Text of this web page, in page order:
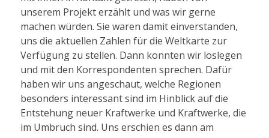
unserem Projekt erzählt und was wir gerne
machen würden. Sie waren damit einverstanden,
uns die aktuellen Zahlen für die Weltkarte zur
Verfügung zu stellen. Dann konnten wir loslegen
und mit den Korrespondenten sprechen. Dafür
haben wir uns angeschaut, welche Regionen
besonders interessant sind im Hinblick auf die
Entstehung neuer Kraftwerke und Kraftwerke, die
im Umbruch sind. Uns erschien es dann am